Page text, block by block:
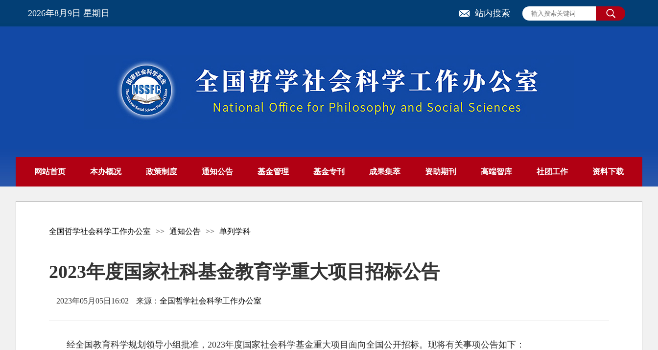
2026年8月9日 星期日 站内搜索
网站首页 本办概况 政策制度 通知公告 基金管理 基金专刊 成果集萃 资助期刊 高端智库 社团工作 资料下载
全国哲学社会科学工作办公室 >> 通知公告 >> 单列学科
2023年度国家社科基金教育学重大项目招标公告
2023年05月05日16:02 来源：全国哲学社会科学工作办公室
经全国教育科学规划领导小组批准，2023年度国家社会科学基金重大项目面向全国公开招标。现将有关事项公告如下：